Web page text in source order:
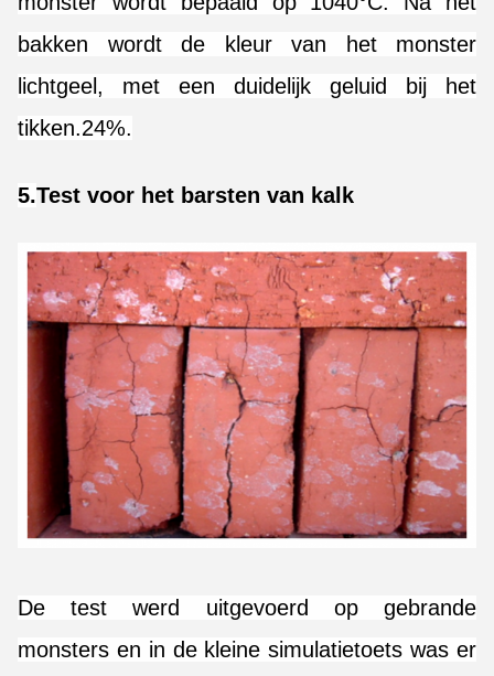
bakken wordt de kleur van het monster
lichtgeel, met een duidelijk geluid bij het
tikken.24%.
5.Test voor het barsten van kalk
De test werd uitgevoerd op gebrande
monsters en in de kleine simulatietoets was er